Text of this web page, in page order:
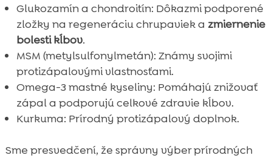
Glukozamín a chondroitín: Dôkazmi podporené
zložky na regeneráciu chrupaviek a zmiernenie
bolesti kĺbov.
MSM (metylsulfonylmetán): Známy svojimi
protizápalovými vlastnosťami.
Omega-3 mastné kyseliny: Pomáhajú znižovať
zápal a podporujú celkové zdravie kĺbov.
Kurkuma: Prírodný protizápalový doplnok.
Sme presvedčení, že správny výber prírodných